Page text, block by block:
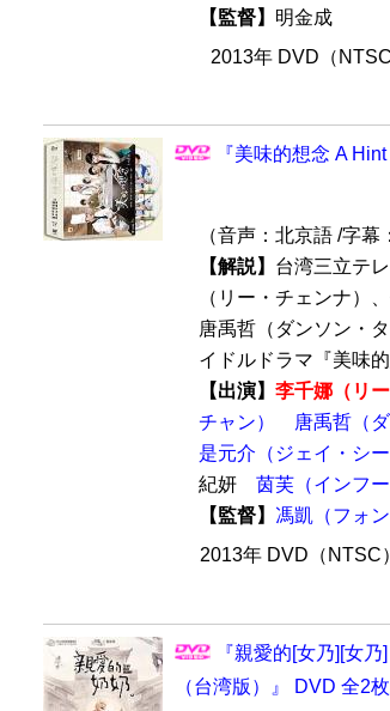
【監督】 明金成
2013年 DVD（
『美味的想念 A
（音声：北京語 /字幕
【解説】 台湾三立テ
（リー・チェンナ）
唐禹哲（ダンソン・
イドルドラマ『美味
【出演】 李千娜（リ
チャン）
唐禹哲（
是元介（ジェイ・シー
紀妍 茵芙（インフー
【監督】 馮凱（フォン
2013年 DVD（NTSC
『親愛的[女乃][女
（台湾版）』 DVD 全2